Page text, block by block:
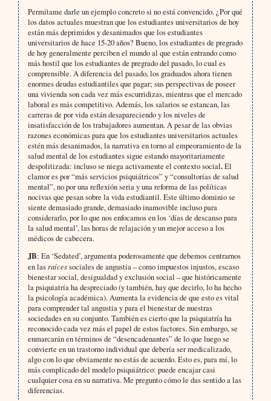
Permítame darle un ejemplo concreto si no está convencido. ¿Por qué
los datos actuales muestran que los estudiantes universitarios de hoy
están más deprimidos y desanimados que los estudiantes
universitarios de hace 15-20 años? Bueno, los estudiantes de pregrado
de hoy generalmente perciben el mundo al que están entrando como
más hostil que los estudiantes de pregrado del pasado, lo cual es
comprensible. A diferencia del pasado, los graduados ahora tienen
enormes deudas estudiantiles que pagar; sus perspectivas de poseer
una vivienda son cada vez más escurridizas, mientras que el mercado
laboral es más competitivo. Además, los salarios se estancan, las
carreras de por vida están desapareciendo y los niveles de
insatisfacción de los trabajadores aumentan. A pesar de las obvias
razones económicas para que los estudiantes universitarios actuales
estén más desanimados, la narrativa en torno al empeoramiento de la
salud mental de los estudiantes sigue estando mayoritariamente
despolitizada: incluso se niega activamente el contexto social.El
clamor es por “más servicios psiquiátricos” y “consultorías de salud
mental”, no por una reflexión seria y una reforma de las políticas
nocivas que pesan sobre la vida estudiantil. Este último dominio se
siente demasiado grande, demasiado inamovible incluso para
considerarlo, por lo que nos enfocamos en los ‘días de descanso para
la salud mental’, las horas de relajación y un mejor acceso a los
médicos de cabecera.
JB: En ‘Sedated’, argumenta poderosamente que debemos centrarnos
en las raícessociales de angustia – como impuestos injustos, escaso
bienestar social, desigualdad y exclusión social – que históricamente
la psiquiatría ha despreciado (y también, hay que decirlo, lo ha hecho
la psicología académica). Aumenta la evidencia de que esto es vital
para comprender tal angustia y para el bienestar de nuestras
sociedades en su conjunto. También es cierto que la psiquiatría ha
reconocido cada vez más el papel de estos factores. Sin embargo, se
enmarcarán en términos de “desencadenantes” de lo que luego se
convierte en un trastorno individual que debería ser medicalizado,
algo con lo que obviamente no estás de acuerdo. Esto es, para mí, lo
más complicado del modelo psiquiátrico: puede encajar casi
cualquier cosa en su narrativa. Me pregunto cómo le das sentido a las
diferencias.